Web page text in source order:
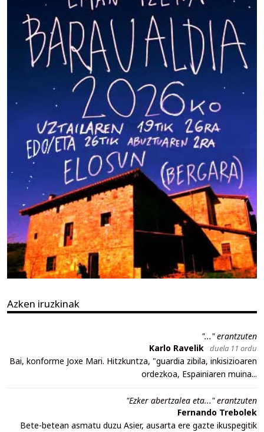
Azken iruzkinak
"..." erantzuten
Karlo Ravelik duela 11 ordu
Bai, konforme Joxe Mari. Hitzkuntza, "guardia zibila, inkisizioaren
ordezkoa, Espainiaren muina...
"Ezker abertzalea eta..." erantzuten
Fernando Trebolek
Bete-betean asmatu duzu Asier, ausarta ere gazte ikuspegitik